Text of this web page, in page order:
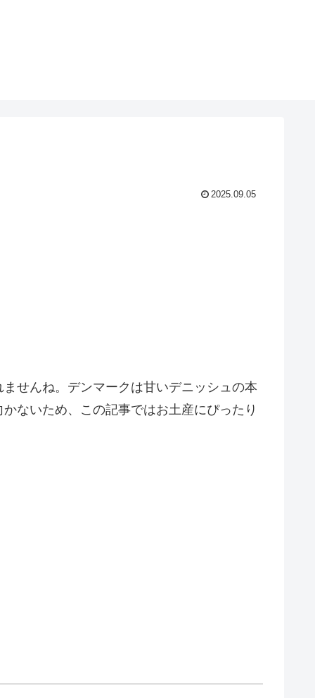
2025.09.05
せんね。デンマークは甘いデニッシュの本
ないため、この記事ではお土産にぴったり